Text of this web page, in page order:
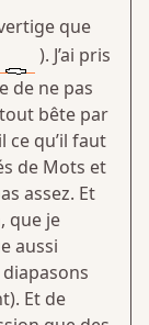
que
). J’ai pris
de ne pas
tout bête par
ce qu’il faut
de Mots et
assez. Et
que je
aussi
Et de